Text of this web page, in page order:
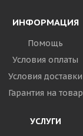
ИНФОРМАЦИЯ
Помощь
Условия оплаты
Условия доставки
Гарантия на товар
УСЛУГИ